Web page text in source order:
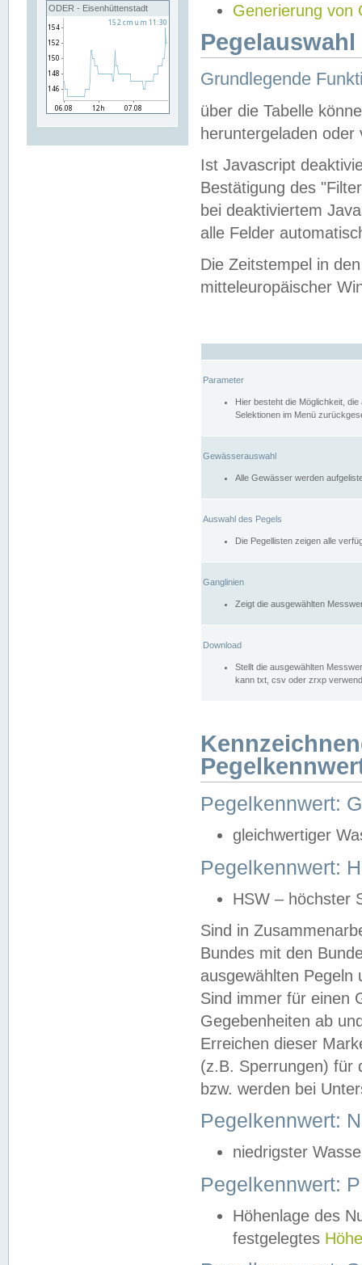
ODER - Eisenhüttenstadt
Generierung von
Grundlegende
über die Tabelle
heruntergeladen oder
Ist Javascript
Bestätigung des
bei deaktiviertem
alle Felder
Die Zeitstempel in
mitteleuropäischer
Parameter
Hier besteht die Möglichkeit,
Selektionen im Menü
Gewässerauswahl
Alle Gewässer werden
Auswahl des Pegels
Die Pegellisten zeigen alle
Ganglinien
Zeigt die ausgewählten
Download
Stellt die ausgewählten
kann txt, csv oder zrxp
Pegelkennwert:
gleichwertiger
Pegelkennwert:
HSW – höchster
Sind in
Bundes mit den
ausgewählten
Sind immer für einen
Gegebenheiten ab
Erreichen dieser
(z.B. Sperrungen) für
bzw. werden bei
Pegelkennwert:
niedrigster
Pegelkennwert:
Höhenlage des
festgelegtes